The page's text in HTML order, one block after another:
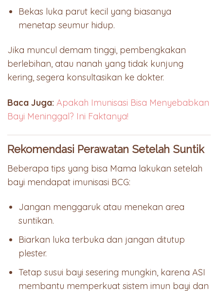
Bekas luka parut kecil yang biasanya
menetap seumur hidup.
Jika muncul demam tinggi, pembengkakan
berlebihan, atau nanah yang tidak kunjung
kering, segera konsultasikan ke dokter.
Baca Juga: Apakah Imunisasi Bisa Menyebabkan
Bayi Meninggal? Ini Faktanya!
Rekomendasi Perawatan Setelah Suntik
Beberapa tips yang bisa Mama lakukan setelah
bayi mendapat imunisasi BCG:
Jangan menggaruk atau menekan area
suntikan.
Biarkan luka terbuka dan jangan ditutup
plester.
Tetap susui bayi sesering mungkin, karena ASI
membantu memperkuat sistem imun bayi dan